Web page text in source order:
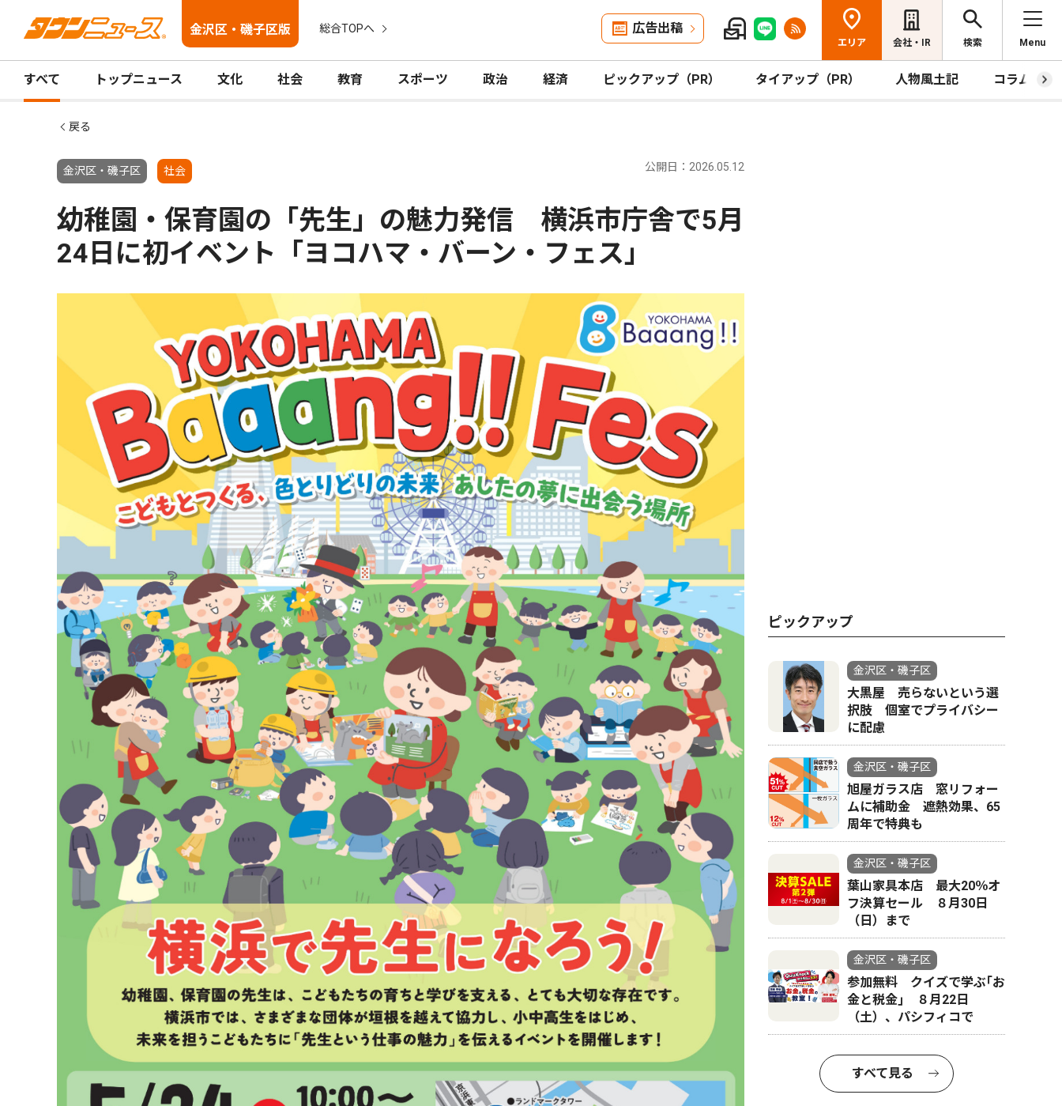
金沢区・磯子区版 総合TOPへ 広告出稿
エリア 会社・IR 検索 Menu
すべて トップニュース 文化 社会 教育 スポーツ 政治 経済 ピックアップ（PR） タイアップ（PR） 人物風土記 コラム
戻る
金沢区・磯子区 社会 公開日：2026.05.12
幼稚園・保育園の「先生」の魅力発信 横浜市庁舎で5月
24日に初イベント「ヨコハマ・バーン・フェス」
ピックアップ
金沢区・磯子区
大黒屋 売らないという選
択肢 個室でプライバシー
に配慮
金沢区・磯子区
旭屋ガラス店 窓リフォー
ムに補助金 遮熱効果、65
周年で特典も
金沢区・磯子区
葉山家具本店 最大20％オ
フ決算セール ８月30日
（日）まで
金沢区・磯子区
参加無料 クイズで学ぶ｢お
金と税金｣ ８月22日
（土）、パシフィコで
すべて見る